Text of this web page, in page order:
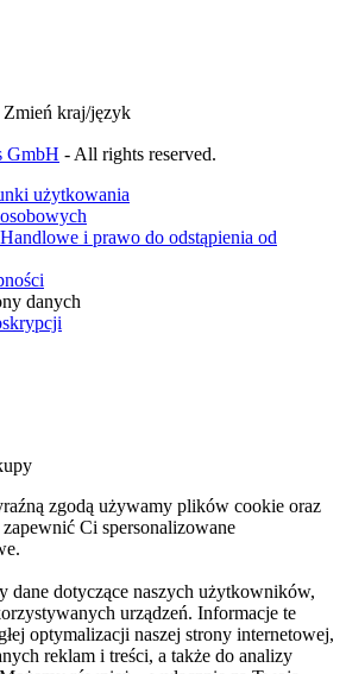
Zmień kraj/język
GmbH - All rights reserved.
użytkowania
i prawo do odstąpienia od
danych
zgodą używamy plików cookie oraz
Ci spersonalizowane
dane dotyczące naszych użytkowników,
urządzeń. Informacje te
optymalizacji naszej strony internetowej,
reklam i treści, a także do analizy